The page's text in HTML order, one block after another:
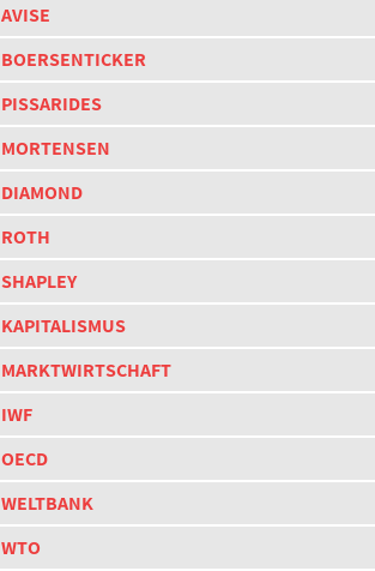
AVISE
BOERSENTICKER
PISSARIDES
MORTENSEN
DIAMOND
ROTH
SHAPLEY
KAPITALISMUS
MARKTWIRTSCHAFT
IWF
OECD
WELTBANK
WTO